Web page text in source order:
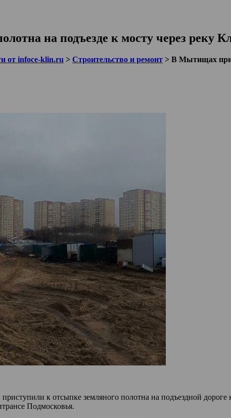
на подъезде к мосту через реку
от infoce-klin.ru > Строительство и ремонт > В Мытищах
к отсыпке земляного полотна на подъездной дороге
Подмосковья.